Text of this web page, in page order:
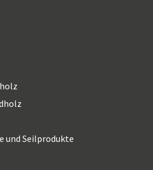
und Seilprodukte